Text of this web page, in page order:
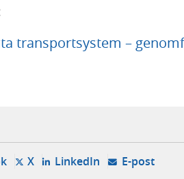
transportsystem –
- öppnas i ny flik, extern
X- öppnas i ny flik, extern
LinkedIn- öppnas i ny
E-post-